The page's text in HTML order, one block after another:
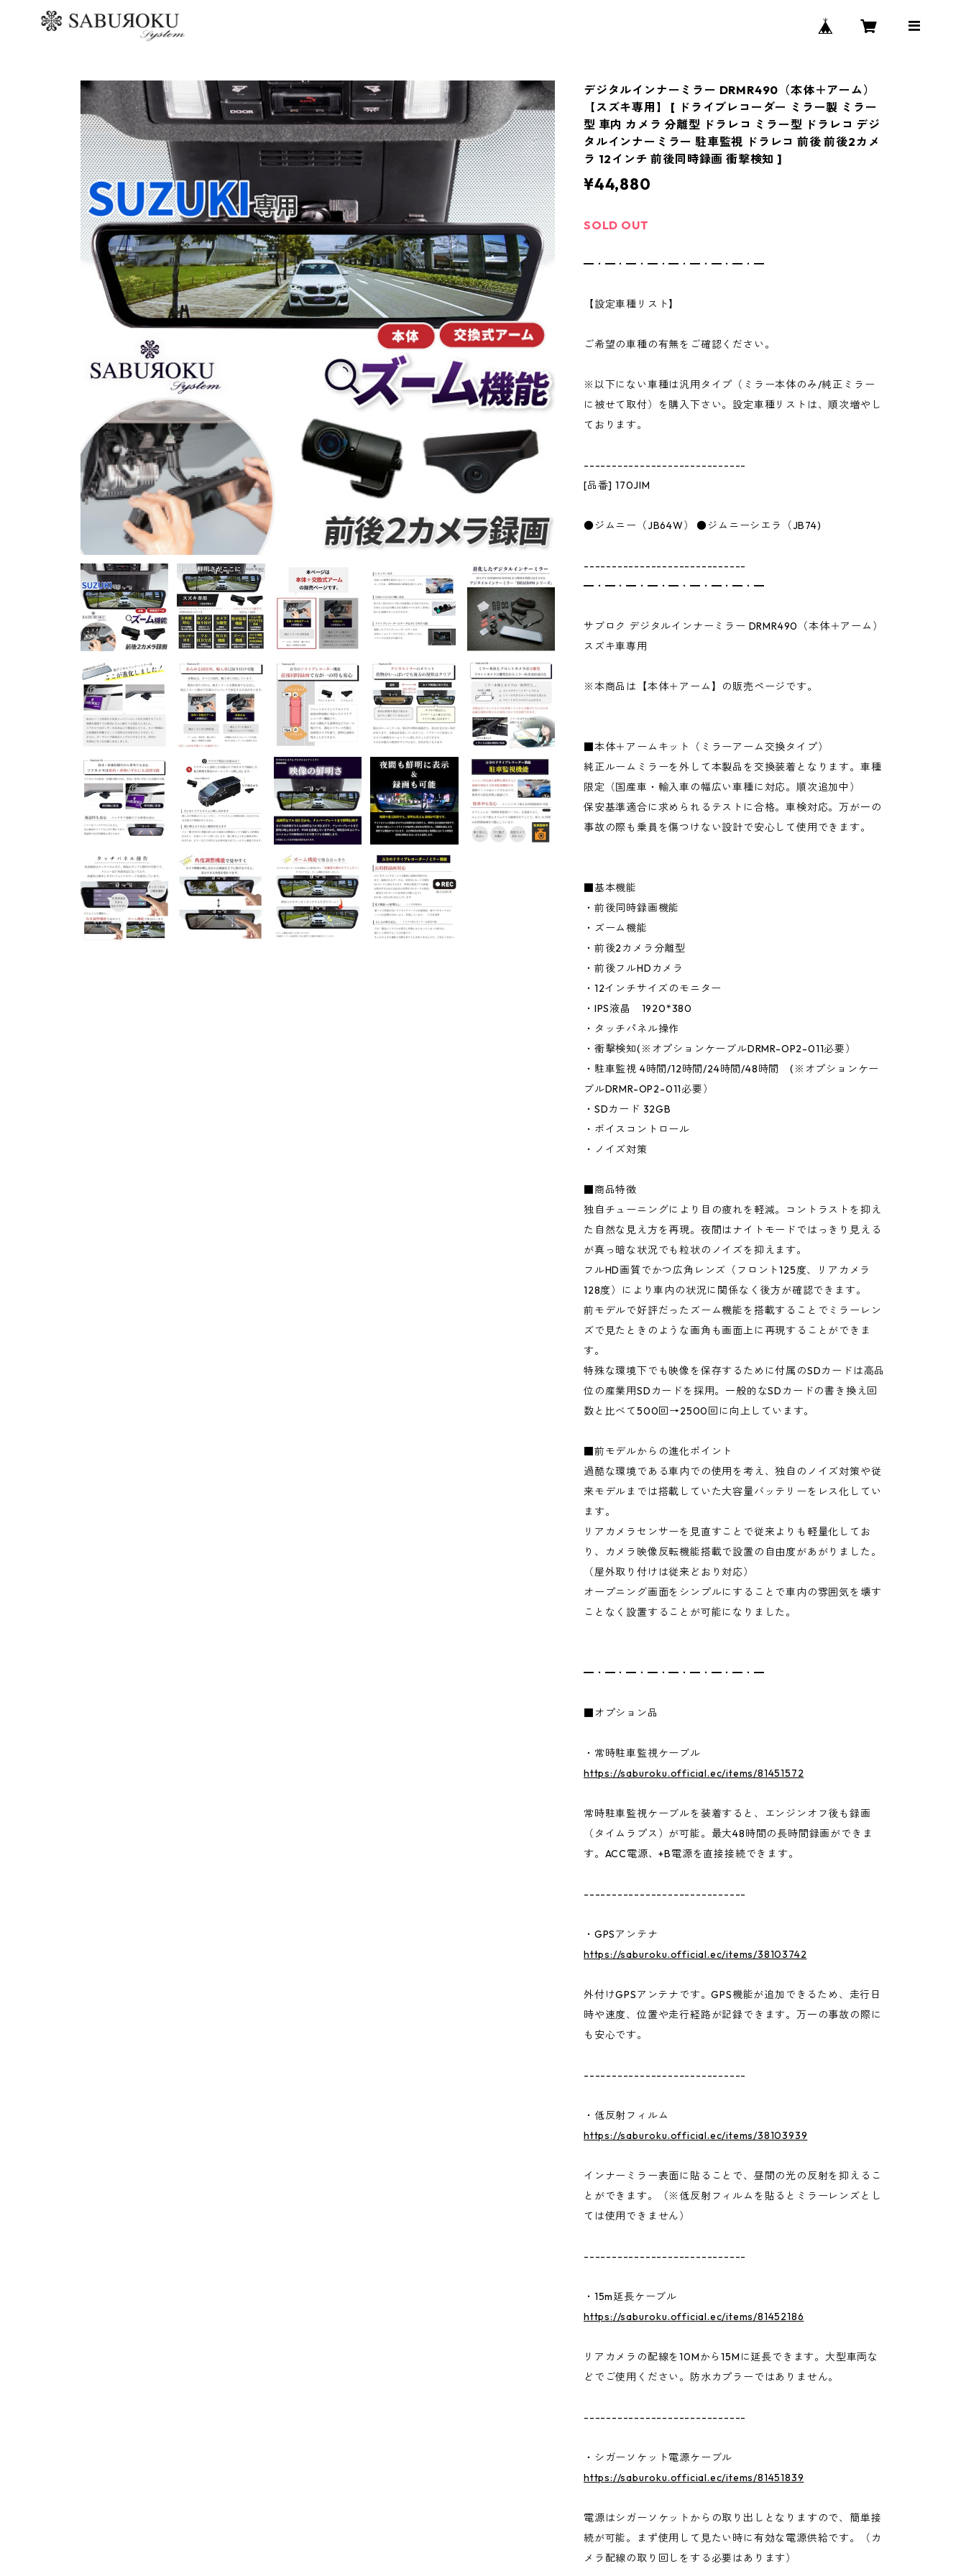
デジタルインナーミラー DRMR490（本体＋アーム）
【スズキ専用】 [ ドライブレコーダー ミラー製 ミラー
型 車内 カメラ 分離型 ドラレコ ミラー型 ドラレコ デジ
タルインナーミラー 駐車監視 ドラレコ 前後 前後2カメ
ラ 12インチ 前後同時録画 衝撃検知 ]
¥44,880
SOLD OUT
━・━・━・━・━・━・━・━・━
【設定車種リスト】
ご希望の車種の有無をご確認ください。
※以下にない車種は汎用タイプ（ミラー本体のみ/純正ミラー
に被せて取付）を購入下さい。設定車種リストは、順次増やし
ております。
-----------------------------
[品番] 170JIM
●ジムニー（JB64W） ●ジムニーシエラ（JB74)
-----------------------------
━・━・━・━・━・━・━・━・━
サブロク デジタルインナーミラー DRMR490（本体＋アーム）
スズキ車専用
※本商品は【本体＋アーム】の販売ページです。
■本体＋アームキット（ミラーアーム交換タイプ）
純正ルームミラーを外して本製品を交換装着となります。車種
限定（国産車・輸入車の幅広い車種に対応。順次追加中）
保安基準適合に求められるテストに合格。車検対応。万が一の
事故の際も乗員を傷つけない設計で安心して使用できます。
■基本機能
・前後同時録画機能
・ズーム機能
・前後2カメラ分離型
・前後フルHDカメラ
・12インチサイズのモニター
・IPS液晶 1920*380
・タッチパネル操作
・衝撃検知(※オプションケーブルDRMR-OP2-011必要）
・駐車監視 4時間/12時間/24時間/48時間 (※オプションケー
ブルDRMR-OP2-011必要）
・SDカード 32GB
・ボイスコントロール
・ノイズ対策
■商品特徴
独自チューニングにより目の疲れを軽減。コントラストを抑え
た自然な見え方を再現。夜間はナイトモードではっきり見える
が真っ暗な状況でも粒状のノイズを抑えます。
フルHD画質でかつ広角レンズ（フロント125度、リアカメラ
128度）により車内の状況に関係なく後方が確認できます。
前モデルで好評だったズーム機能を搭載することでミラーレン
ズで見たときのような画角も画面上に再現することができま
す。
特殊な環境下でも映像を保存するために付属のSDカードは高品
位の産業用SDカードを採用。一般的なSDカードの書き換え回
数と比べて500回→2500回に向上しています。
■前モデルからの進化ポイント
過酷な環境である車内での使用を考え、独自のノイズ対策や従
来モデルまでは搭載していた大容量バッテリーをレス化してい
ます。
リアカメラセンサーを見直すことで従来よりも軽量化してお
り、カメラ映像反転機能搭載で設置の自由度があがりました。
（屋外取り付けは従来どおり対応）
オープニング画面をシンプルにすることで車内の雰囲気を壊す
ことなく設置することが可能になりました。
━・━・━・━・━・━・━・━・━
■オプション品
・常時駐車監視ケーブル
https://saburoku.official.ec/items/81451572
常時駐車監視ケーブルを装着すると、エンジンオフ後も録画
（タイムラプス）が可能。最大48時間の長時間録画ができま
す。ACC電源、+B電源を直接接続できます。
-----------------------------
・GPSアンテナ
https://saburoku.official.ec/items/38103742
外付けGPSアンテナです。GPS機能が追加できるため、走行日
時や速度、位置や走行経路が記録できます。万一の事故の際に
も安心です。
-----------------------------
・低反射フィルム
https://saburoku.official.ec/items/38103939
インナーミラー表面に貼ることで、昼間の光の反射を抑えるこ
とができます。（※低反射フィルムを貼るとミラーレンズとし
ては使用できません）
-----------------------------
・15m延長ケーブル
https://saburoku.official.ec/items/81452186
リアカメラの配線を10Mから15Mに延長できます。大型車両な
どでご使用ください。防水カプラーではありません。
-----------------------------
・シガーソケット電源ケーブル
https://saburoku.official.ec/items/81451839
電源はシガーソケットからの取り出しとなりますので、簡単接
続が可能。まず使用して見たい時に有効な電源供給です。（カ
メラ配線の取り回しをする必要はあります）